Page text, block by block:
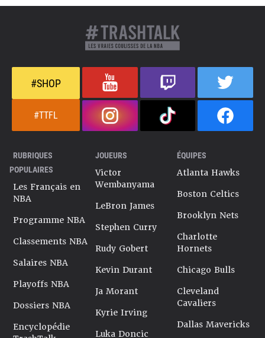
#SHOP
#TTFL
RUBRIQUES
POPULAIRES
Les Français en
NBA
Programme NBA
Classements NBA
Salaires NBA
Playoffs NBA
Dossiers NBA
Encyclopédie
JOUEURS
Victor
Wembanyama
LeBron James
Stephen Curry
Rudy Gobert
Kevin Durant
Ja Morant
Kyrie Irving
Luka Doncic
ÉQUIPES
Atlanta Hawks
Boston Celtics
Brooklyn Nets
Charlotte
Hornets
Chicago Bulls
Cleveland
Cavaliers
Dallas Mavericks